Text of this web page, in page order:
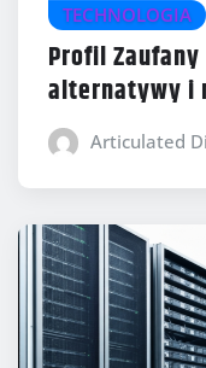
TECHNOLOGIA
Profil Zaufany
alternatywy i
Articulated